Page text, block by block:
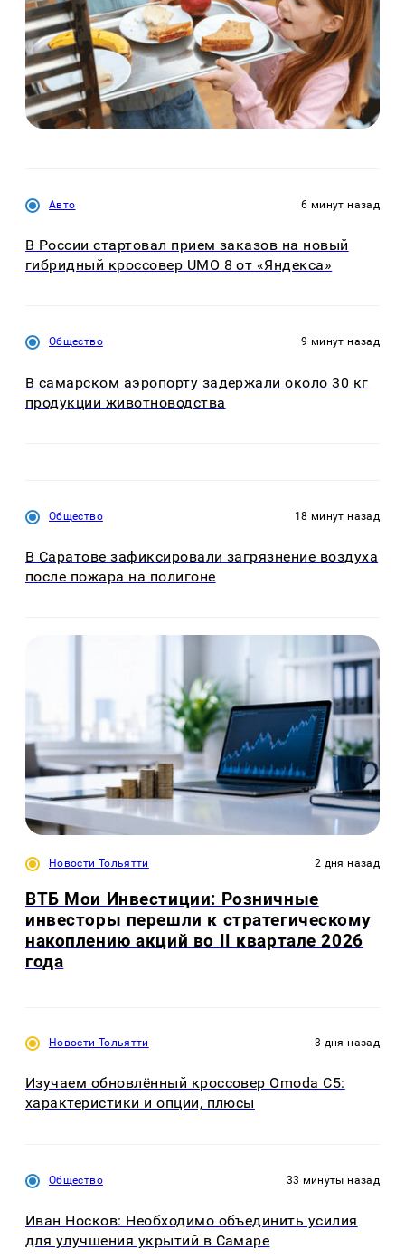
Авто 6 минут назад
В России стартовал прием заказов на новый
гибридный кроссовер UMO 8 от «Яндекса»
Общество 9 минут назад
В самарском аэропорту задержали около 30 кг
продукции животноводства
Общество 18 минут назад
В Саратове зафиксировали загрязнение воздуха
после пожара на полигоне
Новости Тольятти 2 дня назад
ВТБ Мои Инвестиции: Розничные
инвесторы перешли к стратегическому
накоплению акций во II квартале 2026
года
Новости Тольятти 3 дня назад
Изучаем обновлённый кроссовер Omoda C5:
характеристики и опции, плюсы
Общество 33 минуты назад
Иван Носков: Необходимо объединить усилия
для улучшения укрытий в Самаре